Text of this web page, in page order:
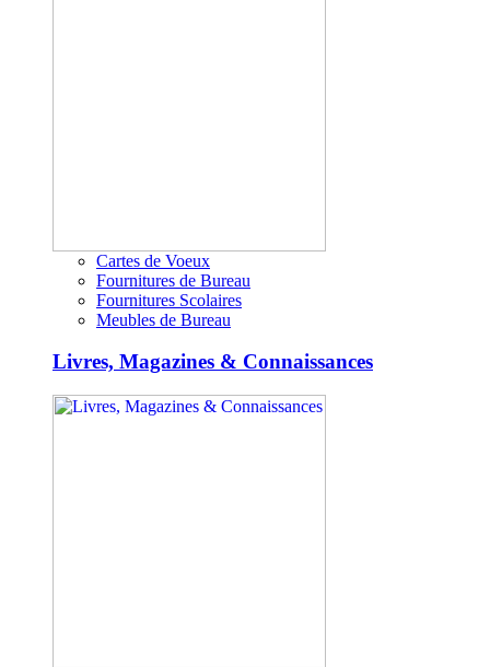
Cartes de Voeux
Fournitures de Bureau
Fournitures Scolaires
Meubles de Bureau
Livres, Magazines & Connaissances